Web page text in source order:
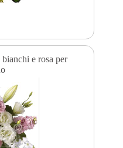
e rosa per